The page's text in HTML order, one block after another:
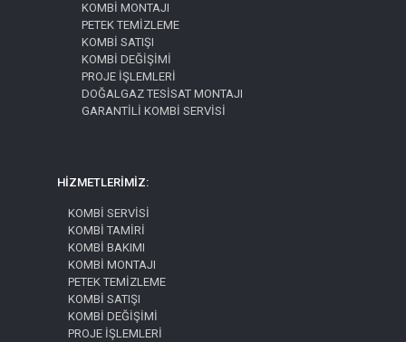
KOMBİ MONTAJI
PETEK TEMİZLEME
KOMBİ SATIŞI
KOMBİ DEĞİŞİMİ
PROJE İŞLEMLERİ
DOĞALGAZ TESİSAT MONTAJI
GARANTİLİ KOMBİ SERVİSİ
HİZMETLERİMİZ:
KOMBİ SERVİSİ
KOMBİ TAMİRİ
KOMBİ BAKIMI
KOMBİ MONTAJI
PETEK TEMİZLEME
KOMBİ SATIŞI
KOMBİ DEĞİŞİMİ
PROJE İŞLEMLERİ